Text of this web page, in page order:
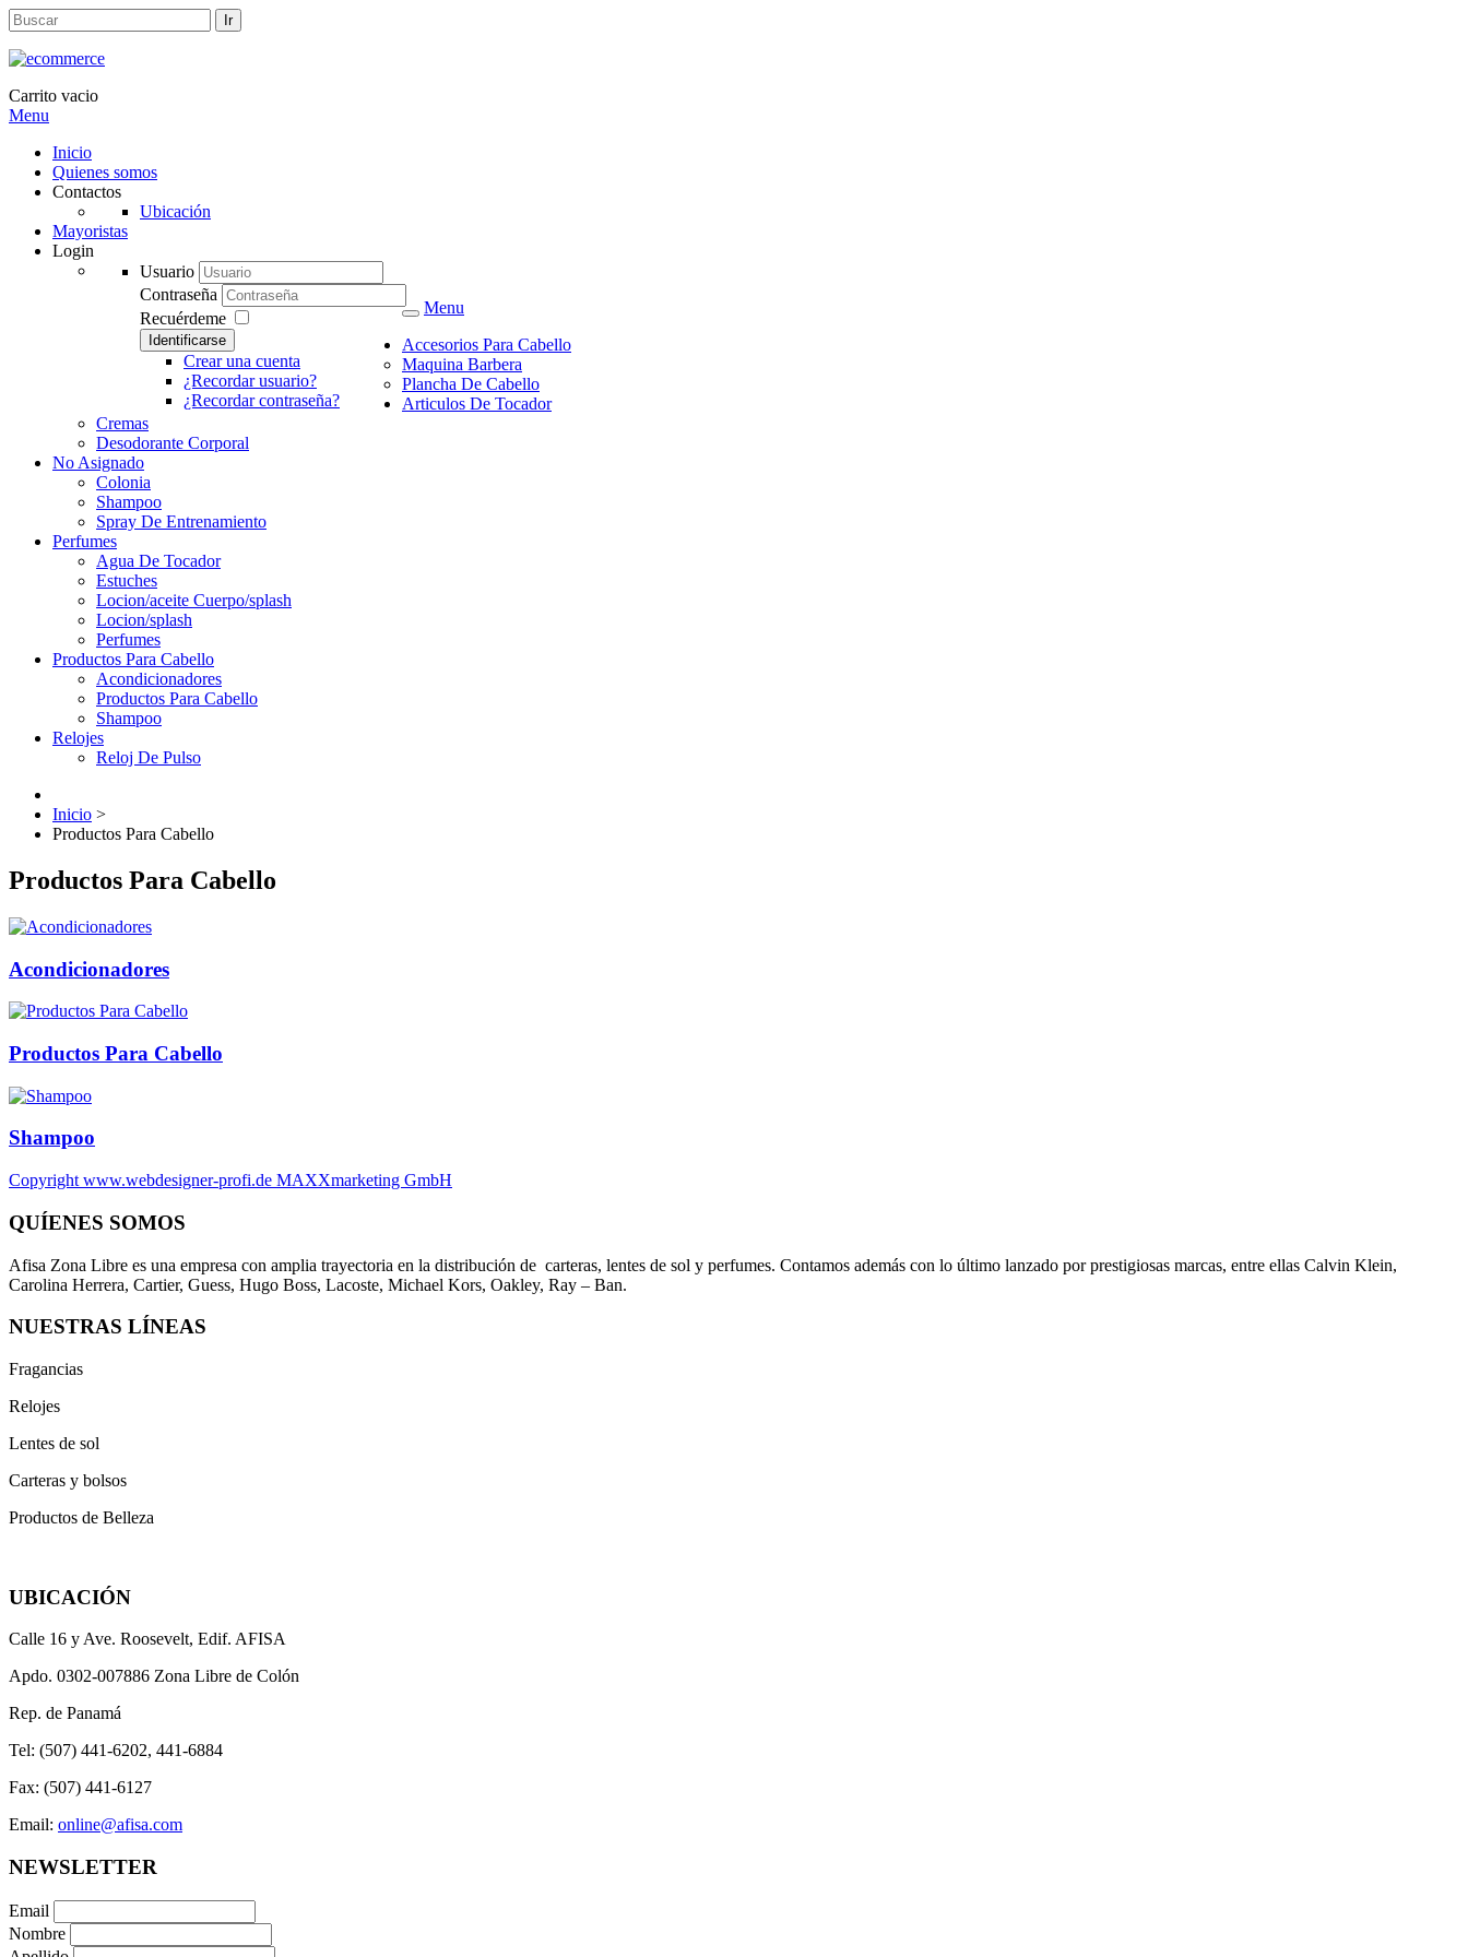
Carrito vacio
Menu
Inicio
Quienes somos
Contactos
Ubicación
Mayoristas
Login
Usuario
Contraseña
Recuérdeme
Identificarse
Crear una cuenta
¿Recordar usuario?
¿Recordar contraseña?
Menu
Accesorios Para Cabello
Maquina Barbera
Plancha De Cabello
Articulos De Tocador
Cremas
Desodorante Corporal
No Asignado
Colonia
Shampoo
Spray De Entrenamiento
Perfumes
Agua De Tocador
Estuches
Locion/aceite Cuerpo/splash
Locion/splash
Perfumes
Productos Para Cabello
Acondicionadores
Productos Para Cabello
Shampoo
Relojes
Reloj De Pulso
Inicio >
Productos Para Cabello
Productos Para Cabello
Acondicionadores
Productos Para Cabello
Shampoo
Copyright www.webdesigner-profi.de MAXXmarketing GmbH
QUÍENES SOMOS
Afisa Zona Libre es una empresa con amplia trayectoria en la distribución de carteras, lentes de sol y perfumes. Contamos además con lo último lanzado por prestigiosas marcas, entre ellas Calvin Klein,
Carolina Herrera, Cartier, Guess, Hugo Boss, Lacoste, Michael Kors, Oakley, Ray – Ban.
NUESTRAS LÍNEAS
Fragancias
Relojes
Lentes de sol
Carteras y bolsos
Productos de Belleza
UBICACIÓN
Calle 16 y Ave. Roosevelt, Edif. AFISA
Apdo. 0302-007886 Zona Libre de Colón
Rep. de Panamá
Tel: (507) 441-6202, 441-6884
Fax: (507) 441-6127
Email: online@afisa.com
NEWSLETTER
Email
Nombre